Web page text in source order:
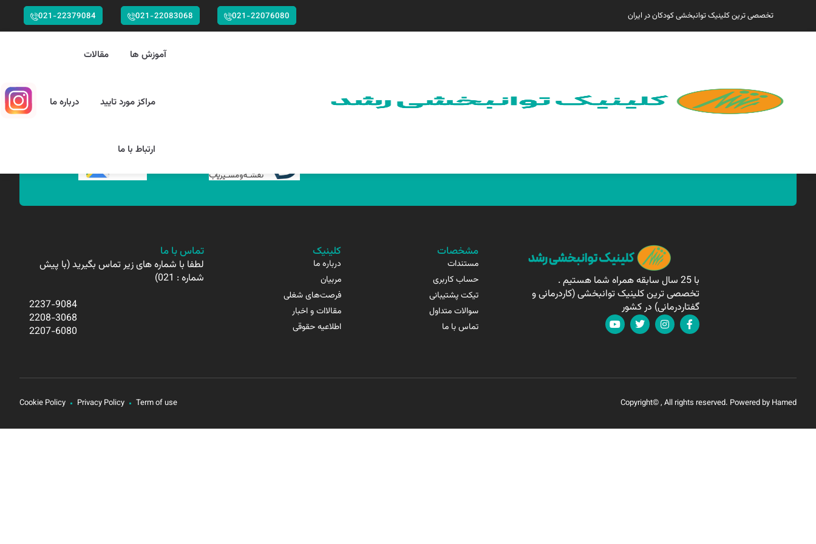
تخصصی ترین کلینیک توانبخشی کودکان در ایران 021-22076080
021-22083068
021-22379084
آموزش ها مقالات
مراکز مورد تایید درباره ما
ارتباط با ما
با 25 سال سابقه همراه شما هستیم .
تخصصی ترین کلینیک توانبخشی (کاردرمانی و
گفتاردرمانی) در کشور
مشخصات
مستندات
حساب کاربری
تیکت پشتیبانی
سوالات متداول
تماس با ما
کلینیک
درباره ما
مربیان
فرصت‌های شغلی
مقالاات و اخبار
اطلاعیه حقوقی
تماس با ما
لطفا با شماره های زیر تماس بگیرید (با پیش
شماره : 021)
2237-9084
2208-3068
2207-6080
Copyright© , All rights reserved. Powered by Hamed
Term of use
Privacy Policy
Cookie Policy